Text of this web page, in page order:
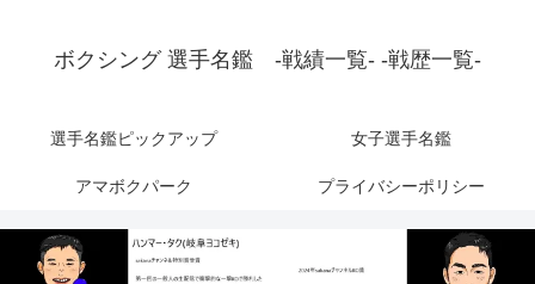
ボクシング 選手名鑑 -戦績一覧- -戦歴一覧-
選手名鑑ピックアップ 女子選手名鑑
アマボクパーク プライバシーポリシー